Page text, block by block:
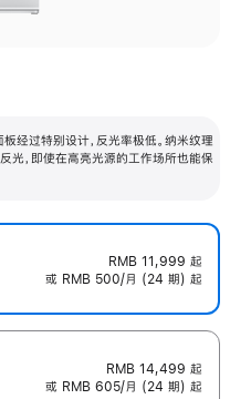
经过特别设计，反光率极低。纳米纹理
光，即使在高亮光源的工作场所也能保
RMB 11,999 起
或 RMB 500/月 (24 期) 起
RMB 14,499 起
或 RMB 605/月 (24 期) 起